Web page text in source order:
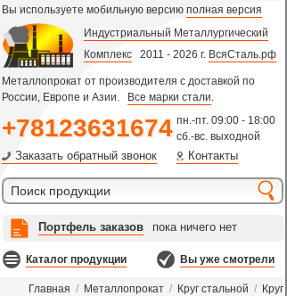
Вы используете мобильную версию полная версия
Индустриальный Металлургический
Комплекс 2011 - 2026 г. ВсяСталь.рф
Металлопрокат от производителя с доставкой по
России, Европе и Азии.
Все марки стали.
+78123631674 пн.-пт. 09:00 - 18:00
сб.-вс. выходной
Заказать обратный звонок Контакты
Портфель заказов пока ничего нет
Каталог продукции Вы уже смотрели
Главная / Металлопрокат / Круг стальной / Круг